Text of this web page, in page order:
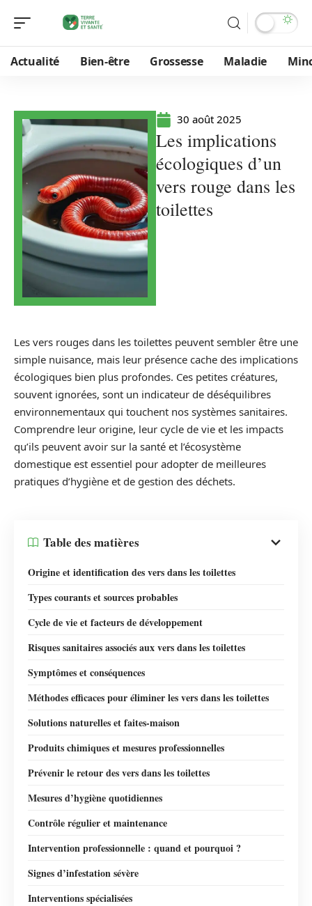
Actualité Bien-être Grossesse Maladie
30 août 2025
Les implications
écologiques d’un
vers rouge dans les
toilettes
Les vers rouges dans les toilettes peuvent sembler être une
simple nuisance, mais leur présence cache des implications
écologiques bien plus profondes. Ces petites créatures,
souvent ignorées, sont un indicateur de déséquilibres
environnementaux qui touchent nos systèmes sanitaires.
Comprendre leur origine, leur cycle de vie et les impacts
qu’ils peuvent avoir sur la santé et l’écosystème
domestique est essentiel pour adopter de meilleures
pratiques d’hygiène et de gestion des déchets.
Table des matières
Origine et identification des vers dans les toilettes
Types courants et sources probables
Cycle de vie et facteurs de développement
Risques sanitaires associés aux vers dans les toilettes
Symptômes et conséquences
Méthodes efficaces pour éliminer les vers dans les toilettes
Solutions naturelles et faites-maison
Produits chimiques et mesures professionnelles
Prévenir le retour des vers dans les toilettes
Mesures d’hygiène quotidiennes
Contrôle régulier et maintenance
Intervention professionnelle : quand et pourquoi ?
Signes d’infestation sévère
Interventions spécialisées